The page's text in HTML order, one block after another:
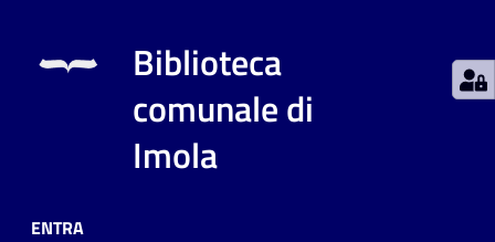
on line
Biblioteca
comunale di
Imola
ENTRA